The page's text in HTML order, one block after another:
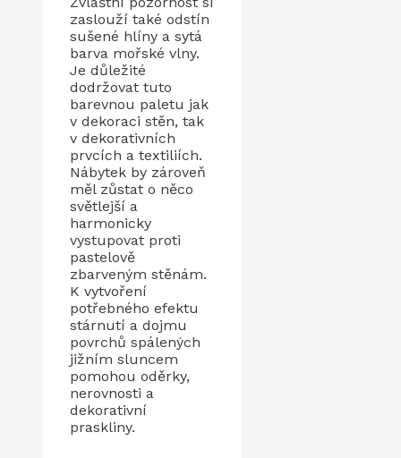
zaslouží také odstín
sušené hlíny a sytá
barva mořské vlny.
Je důležité
dodržovat tuto
barevnou paletu jak
v dekoraci stěn, tak
v dekorativních
prvcích a textiliích.
Nábytek by zároveň
měl zůstat o něco
světlejší a
harmonicky
vystupovat proti
pastelově
zbarveným stěnám.
K vytvoření
potřebného efektu
stárnutí a dojmu
povrchů spálených
jižním sluncem
pomohou oděrky,
nerovnosti a
dekorativní
praskliny.